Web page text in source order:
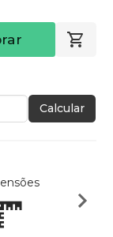
Calcular